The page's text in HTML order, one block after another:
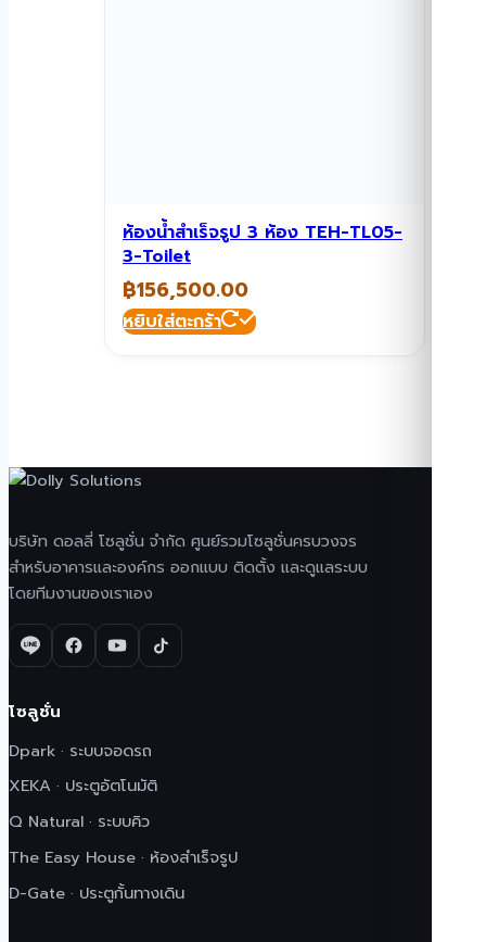
ห้องน้ำสำเร็จรูป 3 ห้อง TEH-TL05-
3-Toilet
฿156,500.00
หยิบใส่ตะกร้า
บริษัท ดอลลี่ โซลูชั่น จำกัด ศูนย์รวมโซลูชั่นครบวงจร
สำหรับอาคารและองค์กร ออกแบบ ติดตั้ง และดูแลระบบ
โดยทีมงานของเราเอง
โซลูชั่น
Dpark · ระบบจอดรถ
XEKA · ประตูอัตโนมัติ
Q Natural · ระบบคิว
The Easy House · ห้องสำเร็จรูป
D-Gate · ประตูกั้นทางเดิน